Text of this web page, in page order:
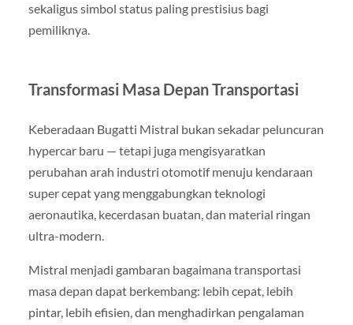
sekaligus simbol status paling prestisius bagi
pemiliknya.
Transformasi Masa Depan Transportasi
Keberadaan Bugatti Mistral bukan sekadar peluncuran
hypercar baru — tetapi juga mengisyaratkan
perubahan arah industri otomotif menuju kendaraan
super cepat yang menggabungkan teknologi
aeronautika, kecerdasan buatan, dan material ringan
ultra-modern.
Mistral menjadi gambaran bagaimana transportasi
masa depan dapat berkembang: lebih cepat, lebih
pintar, lebih efisien, dan menghadirkan pengalaman